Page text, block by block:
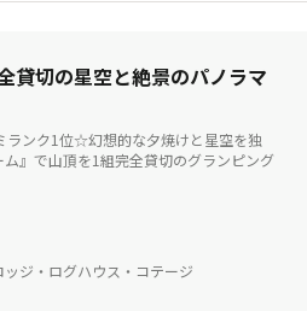
貸切の星空と絶景のパノラマ
ンク1位☆幻想的な夕焼けと星空を独
』で山頂を1組完全貸切のグランピング
ジ・ログハウス・コテージ